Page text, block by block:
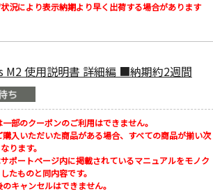
況により表示納期より早く出荷する場合があります
M2 使用説明書 詳細編 ■納期約2週間
部のクーポンのご利用はできません。
入いただいた商品がある場合、すべての商品が揃い次
ります。
ポートページ内に掲載されているマニュアルをモノク
たものと同内容です。
キャンセルはできません。